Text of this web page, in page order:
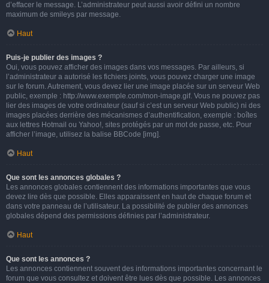
d’effacer le message. L’administrateur peut aussi avoir défini un nombre
maximum de smileys par message.
Haut
Puis-je publier des images ?
Oui, vous pouvez afficher des images dans vos messages. Par ailleurs, si
l’administrateur a autorisé les fichiers joints, vous pouvez charger une image
sur le forum. Autrement, vous devez lier une image placée sur un serveur Web
public, exemple : http://www.exemple.com/mon-image.gif. Vous ne pouvez pas
lier des images de votre ordinateur (sauf si c’est un serveur Web public) ni des
images placées derrière des mécanismes d’authentification, exemple : boîtes
aux lettres Hotmail ou Yahoo!, sites protégés par un mot de passe, etc. Pour
afficher l’image, utilisez la balise BBCode [img].
Haut
Que sont les annonces globales ?
Les annonces globales contiennent des informations importantes que vous
devez lire dès que possible. Elles apparaissent en haut de chaque forum et
dans votre panneau de l’utilisateur. La possibilité de publier des annonces
globales dépend des permissions définies par l’administrateur.
Haut
Que sont les annonces ?
Les annonces contiennent souvent des informations importantes concernant le
forum que vous consultez et doivent être lues dès que possible. Les annonces